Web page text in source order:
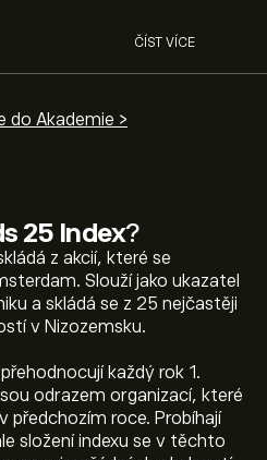
25 Index?
z akcií, které se
Slouží jako ukazatel
a skládá se z 25 nejčastěji
v Nizozemsku.
každý rok 1.
odrazem organizací, které
předchozím roce. Probíhají
složení indexu se v těchto
ČÍST VÍCE
do Akademie >